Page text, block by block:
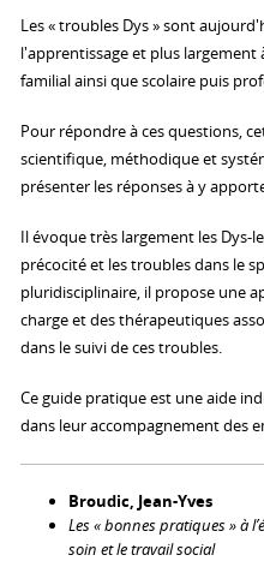
Les « troubles Dys » sont
l'apprentissage et plus
familial ainsi que scolaire puis
Pour répondre à ces questions,
scientifique, méthodique et
présenter les réponses à y
Il évoque très largement les Dys-
précocité et les troubles dans le
pluridisciplinaire, il propose une
charge et des thérapeutiques
dans le suivi de ces troubles.
Ce guide pratique est une aide
dans leur accompagnement des
Broudic, Jean-Yves
Les « bonnes pratiques » à
soin et le travail social